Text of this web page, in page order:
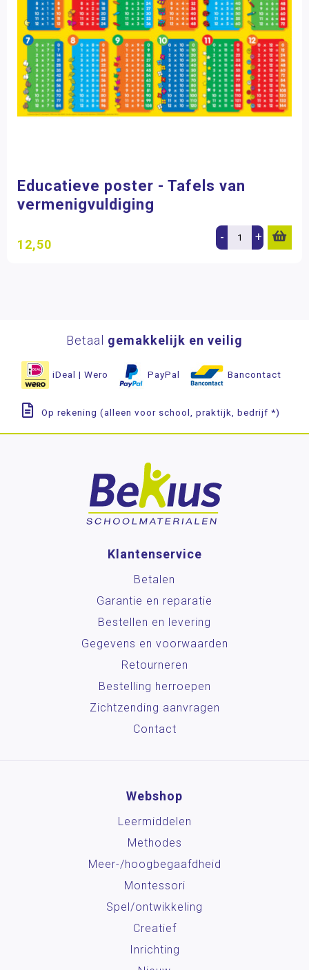
Educatieve poster - Tafels van
vermenigvuldiging
12,50 - +
Betaal gemakkelijk en veilig
iDeal | Wero PayPal Bancontact
Op rekening (alleen voor school, praktijk, bedrijf *)
Klantenservice
Betalen
Garantie en reparatie
Bestellen en levering
Gegevens en voorwaarden
Retourneren
Bestelling herroepen
Zichtzending aanvragen
Contact
Webshop
Leermiddelen
Methodes
Meer-/hoog­begaafdheid
Montessori
Spel/ontwikkeling
Creatief
Inrichting